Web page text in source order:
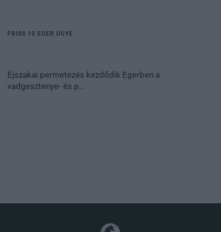
FRISS 10 EGER ÜGYE
Éjszakai permetezés kezdődik Egerben a
vadgesztenye- és p...